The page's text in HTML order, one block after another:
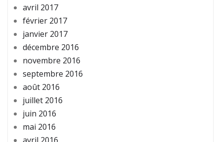
avril 2017
février 2017
janvier 2017
décembre 2016
novembre 2016
septembre 2016
août 2016
juillet 2016
juin 2016
mai 2016